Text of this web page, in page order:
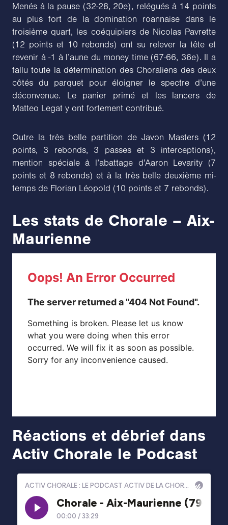
Menés à la pause (32-28, 20e), relégués à 14 points
au plus fort de la domination roannaise dans le
troisième quart, les coéquipiers de Nicolas Pavrette
(12 points et 10 rebonds) ont su relever la tête et
revenir à -1 à l’aune du money time (67-66, 36e). Il a
fallu toute la détermination des Choraliens des deux
côtés du parquet pour éloigner le spectre d’une
déconvenue. Le panier primé et les lancers de
Matteo Legat y ont fortement contribué.
Outre la très belle partition de Javon Masters (12
points, 3 rebonds, 3 passes et 3 interceptions),
mention spéciale à l’abattage d’Aaron Levarity (7
points et 8 rebonds) et à la très belle deuxième mi-
temps de Florian Léopold (10 points et 7 rebonds).
Les stats de Chorale – Aix-
Maurienne
Réactions et débrief dans
Activ Chorale le Podcast